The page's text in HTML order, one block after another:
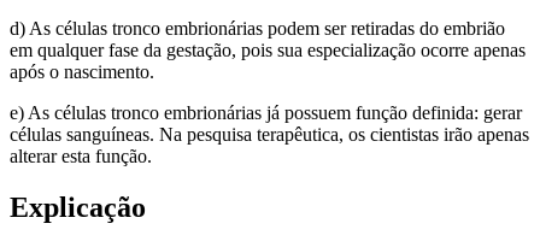
d) As células tronco embrionárias podem ser retiradas do embrião
em qualquer fase da gestação, pois sua especialização ocorre apenas
após o nascimento.
e) As células tronco embrionárias já possuem função definida: gerar
células sanguíneas. Na pesquisa terapêutica, os cientistas irão apenas
alterar esta função.
Explicação